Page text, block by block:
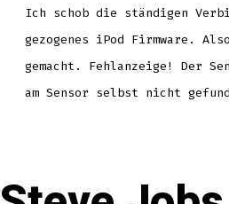
Ich schob die ständigen
gezogenes iPod Firmware.
gemacht. Fehlanzeige! Der
am Sensor selbst nicht